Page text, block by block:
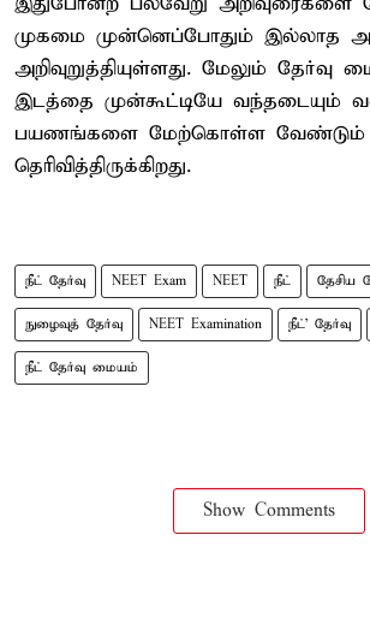
முகமை முன்னெப்போதும் இல்லாத
அறிவுறுத்தியுள்ளது. மேலும் தேர்வு
இடத்தை முன்கூட்டியே வந்தடையும்
பயணங்களை மேற்கொள்ள
தெரிவித்திருக்கிறது.
நீட் தேர்வு NEET Exam NEET நீட் தேசிய
நுழைவுத் தேர்வு NEET Examination நீட்' தேர்வு
நீட் தேர்வு மையம்
Show Comments